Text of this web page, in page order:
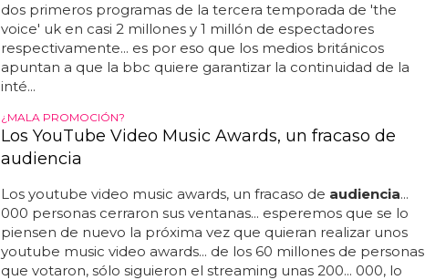
dos primeros programas de la tercera temporada de 'the
voice' uk en casi 2 millones y 1 millón de espectadores
respectivamente... es por eso que los medios británicos
apuntan a que la bbc quiere garantizar la continuidad de la
inté...
¿MALA PROMOCIÓN?
Los YouTube Video Music Awards, un fracaso de
audiencia
Los youtube video music awards, un fracaso de audiencia...
000 personas cerraron sus ventanas... esperemos que se lo
piensen de nuevo la próxima vez que quieran realizar unos
youtube music video awards... de los 60 millones de personas
que votaron, sólo siguieron el streaming unas 200... 000, lo